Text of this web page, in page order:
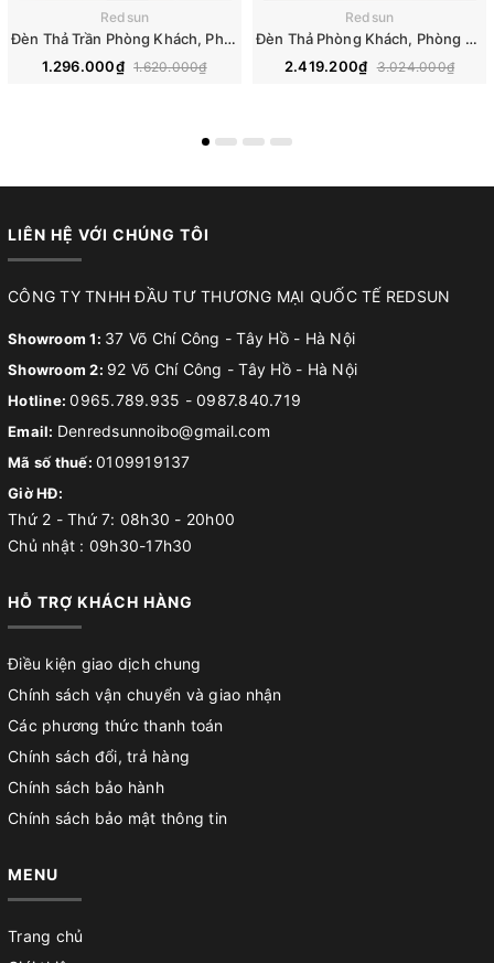
Redsun
Đèn Thả Trần Phòng Khách, Phòng Ăn, Phòng Ngủ Hiện Đại Phong Cách Nhật Bản Wabi-sabi CDT-T074
1.296.000₫ 1.620.000₫
Redsun
Đèn Thả Phòng Khách, Phòng Ngủ, Bàn Ăn Hiện Đại Phong Cách Bắc Âu DC-L067
2.419.200₫ 3.024.000₫
LIÊN HỆ VỚI CHÚNG TÔI
CÔNG TY TNHH ĐẦU TƯ THƯƠNG MẠI QUỐC TẾ REDSUN
Showroom 1: 37 Võ Chí Công - Tây Hồ - Hà Nội
Showroom 2: 92 Võ Chí Công - Tây Hồ - Hà Nội
Hotline:0965.789.935 - 0987.840.719
Email: Denredsunnoibo@gmail.com
Mã số thuế: 0109919137
Giờ HĐ:
Thứ 2 - Thứ 7: 08h30 - 20h00
Chủ nhật : 09h30-17h30
HỖ TRỢ KHÁCH HÀNG
Điều kiện giao dịch chung
Chính sách vận chuyển và giao nhận
Các phương thức thanh toán
Chính sách đổi, trả hàng
Chính sách bảo hành
Chính sách bảo mật thông tin
MENU
Trang chủ